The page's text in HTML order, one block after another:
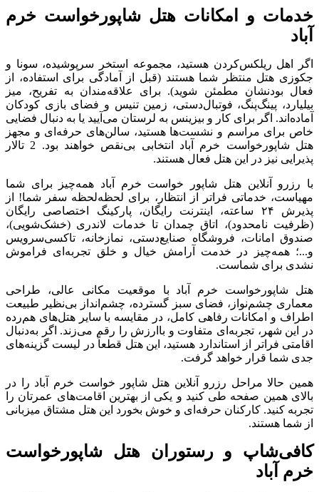
خدمات و امکانات هتل شاپورخواست خرم
آباد
اگر اهل ریلکس‌کردن هستید، مجموعه استخر سرپوشیده، سونا و
جکوزی هتل منتظر شما هستند (قبل از آمادگی برای استفاده، از
فعال بودنشان مطمئن شوید). برای علاقه‌مندان به تفریح، میز
بیلیارد، پینگ‌پنگ، فوتبال‌دستی، زمین تنیس و فضای بازی کودکان
آماده‌اند. اگر برای کار و بیزینس به لرستان می‌آیید یا به دنبال فضایی
خاص برای مراسم و نشست‌ها هستید، سالن‌های حرفه‌ای و مجهز
هتل شاپورخواست خرم آباد انتخابی بی‌نقص‌ خواهند بود. 2 تالار
پذیرایی نیز در این هتل فعال هستند.
با رزرو آنلاین هتل شاپور خواست خرم آباد همه‌چیز برای شما
مهیاست، خدماتی فراتر از انتظار، برای لحظه‌لحظه‌ سفر شما! از
پذیرش ۲۴ ساعته، اینترنت رایگان، پارکینگ اختصاصی رایگان
(ظرفیت نامحدود)، اتاق چمدان تا خدمات لاندری (خشک‌شویی)،
صندوق امانات، فروشگاه صنایع‌دستی، نمازخانه، تاکسی‌سرویس
و...؛ همه‌چیز در خدمت آرامش خیال و خلق تجربه‌ای فراموش
نشدی برای شماست.
هتل شاپورخواست خرم آباد با موقعیت مکانی عالی، طراحی
معماری چشم‌نواز، فضای سبز گسترده، چشم‌انداز بی‌نظیر طبیعت
اطراف و امکانات رفاهی کامل، در مقایسه با سایر هتل‌های هم‌رده
در این شهر، تجربه‌ای متفاوت و باارزش را رقم می‌زند. اگر به‌دنبال
اقامتی فراتر از استاندارد هستید، این هتل قطعاً در لیست گزینه‌های
جدی شما قرار خواهد گرفت.
همین حالا مراحل رزرو آنلاین هتل شاپور خواست خرم آباد را در
بالای همین صفحه طی کنید و یکی از بهترین اقامت‌های عمرتان را
تجربه کنید. کارکنان حرفه‌ای و خوش بخورد این هتل مشتاق میزبانی
از شما هستند.
کافی‌شاپ و رستوران هتل شاپورخواست
خرم آباد